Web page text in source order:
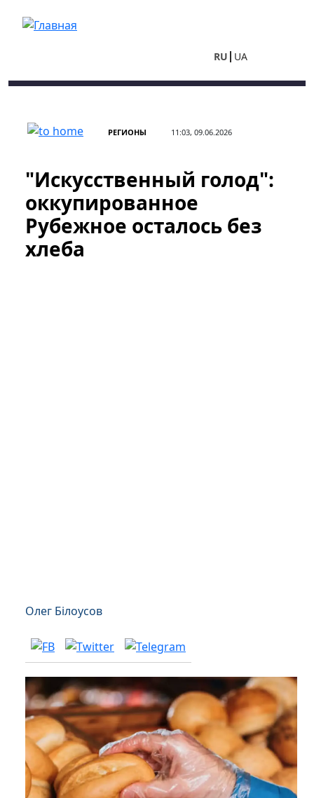
RU UA
РЕГИОНЫ 11:03, 09.06.2026
"​​​​​​​Искусственный голод":
оккупированное
Рубежное осталось без
хлеба
Олег Білоусов